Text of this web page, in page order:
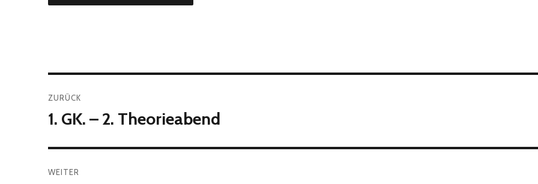
ZURÜCK
Vorheriger
1. GK. – 2. Theorieabend
WEITER